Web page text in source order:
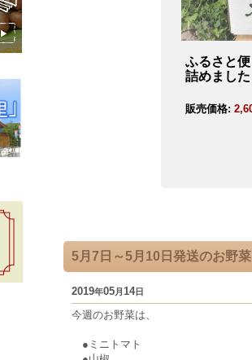
5月7日～5月10日発送のお野菜
2019年05月14日
今週のお野菜は、
●ミニトマト